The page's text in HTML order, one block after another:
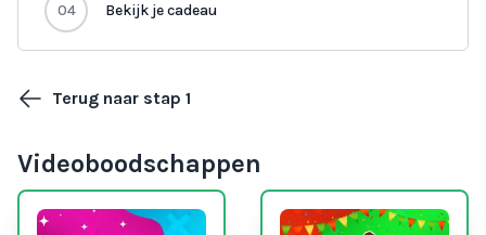
04 Bekijk je cadeau
Terug naar stap 1
Videoboodschappen